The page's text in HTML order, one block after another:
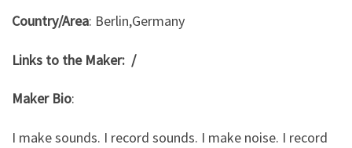
Country/Area: Berlin,Germany
Links to the Maker: /
Maker Bio:
I make sounds. I record sounds. I make noise. I record